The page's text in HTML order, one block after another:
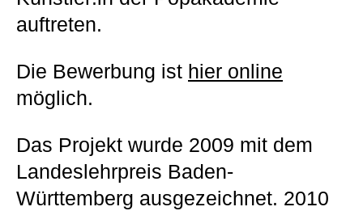
auftreten.
Die Bewerbung ist hier online
möglich.
Das Projekt wurde 2009 mit dem
Landeslehrpreis Baden-
Württemberg ausgezeichnet. 2010